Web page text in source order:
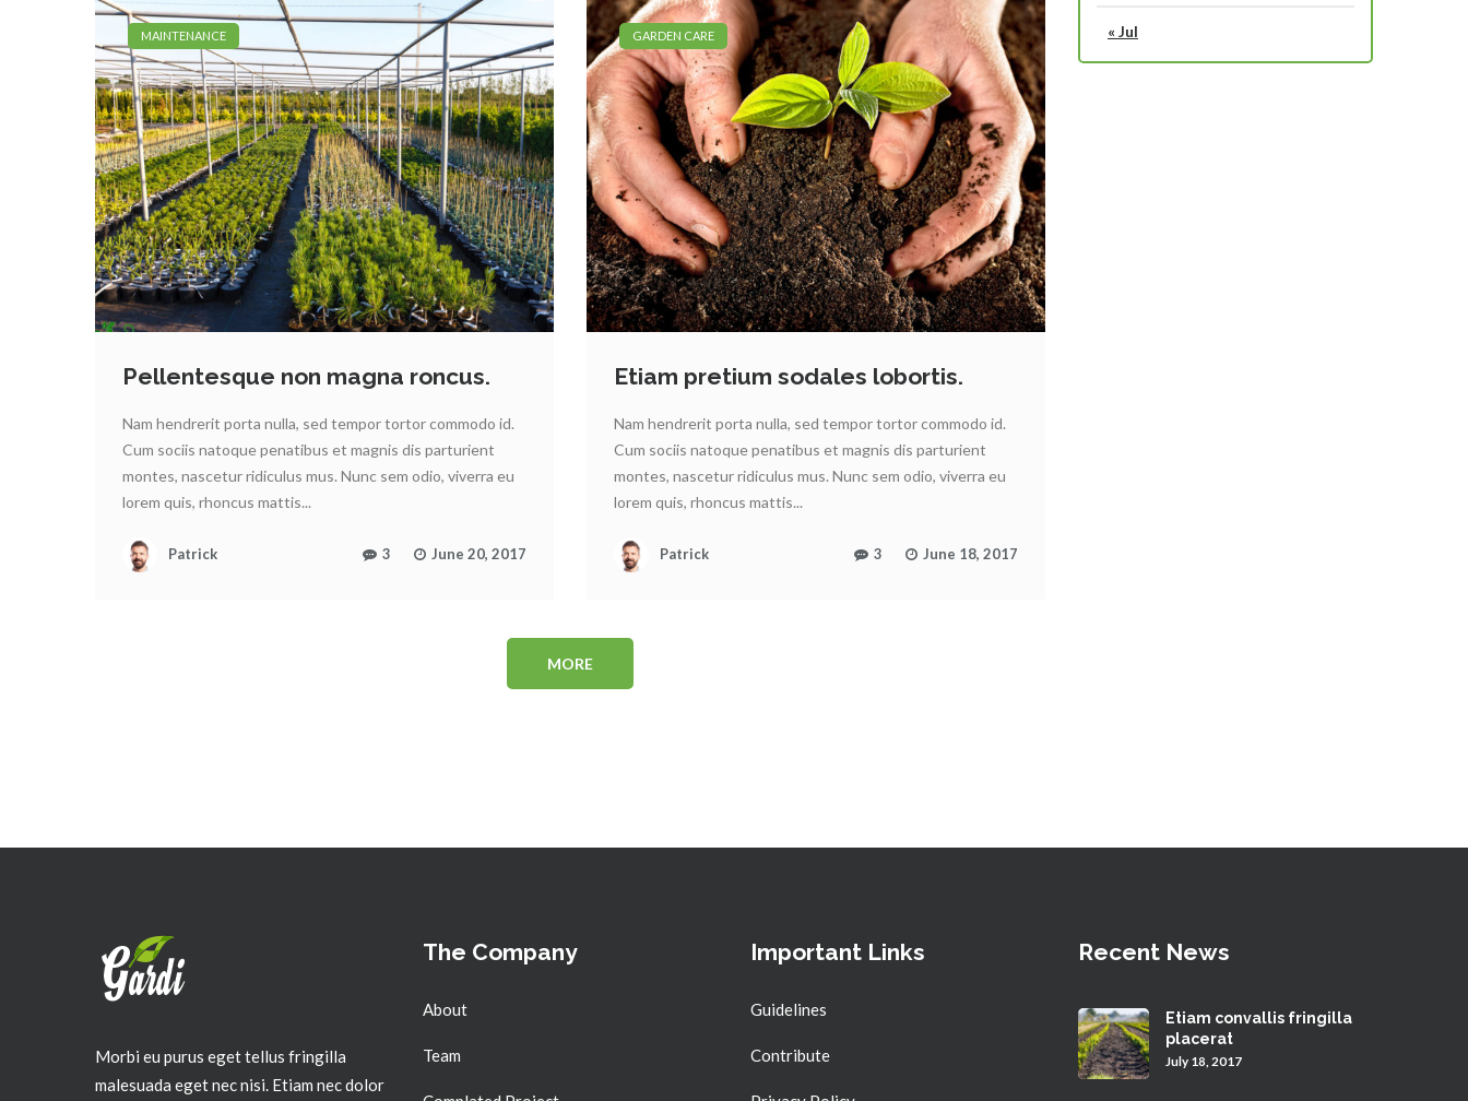
MAINTENANCE
Pellentesque non magna roncus.
Nam hendrerit porta nulla, sed tempor tortor commodo id.
Cum sociis natoque penatibus et magnis dis parturient
montes, nascetur ridiculus mus. Nunc sem odio, viverra eu
lorem quis, rhoncus mattis...
Patrick 3 June 20, 2017
GARDEN CARE
Etiam pretium sodales lobortis.
Nam hendrerit porta nulla, sed tempor tortor commodo id.
Cum sociis natoque penatibus et magnis dis parturient
montes, nascetur ridiculus mus. Nunc sem odio, viverra eu
lorem quis, rhoncus mattis...
Patrick 3 June 18, 2017
MORE
« Jul
Morbi eu purus eget tellus fringilla
malesuada eget nec nisi. Etiam nec dolor
The Company
About
Team
Important Links
Guidelines
Contribute
Recent News
Etiam convallis fringilla
placerat
July 18, 2017